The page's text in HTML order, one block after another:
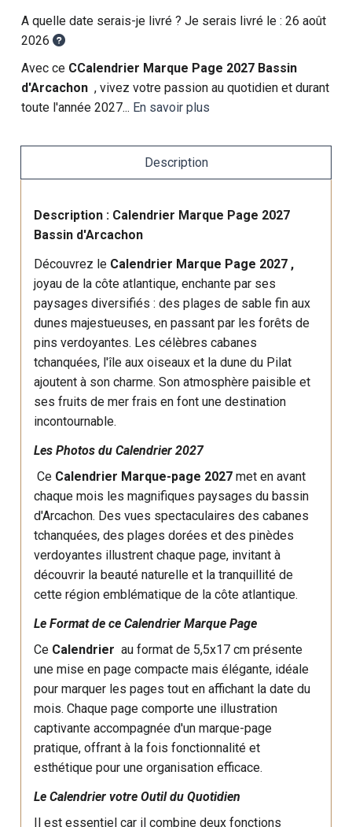
A quelle date serais-je livré ? Je serais livré le :26 août
2026
Avec ce CCalendrier Marque Page 2027 Bassin
d'Arcachon , vivez votre passion au quotidien et durant
toute l'année 2027... En savoir plus
Description
Description : Calendrier Marque Page 2027
Bassin d'Arcachon
Découvrez le Calendrier Marque Page 2027 ,
joyau de la côte atlantique, enchante par ses
paysages diversifiés : des plages de sable fin aux
dunes majestueuses, en passant par les forêts de
pins verdoyantes. Les célèbres cabanes
tchanquées, l'île aux oiseaux et la dune du Pilat
ajoutent à son charme. Son atmosphère paisible et
ses fruits de mer frais en font une destination
incontournable.
Les Photos du Calendrier 2027
Ce Calendrier Marque-page 2027 met en avant
chaque mois les magnifiques paysages du bassin
d'Arcachon. Des vues spectaculaires des cabanes
tchanquées, des plages dorées et des pinèdes
verdoyantes illustrent chaque page, invitant à
découvrir la beauté naturelle et la tranquillité de
cette région emblématique de la côte atlantique.
Le Format de ce Calendrier Marque Page
Ce Calendrier au format de 5,5x17 cm présente
une mise en page compacte mais élégante, idéale
pour marquer les pages tout en affichant la date du
mois. Chaque page comporte une illustration
captivante accompagnée d'un marque-page
pratique, offrant à la fois fonctionnalité et
esthétique pour une organisation efficace.
Le Calendrier votre Outil du Quotidien
Il est essentiel car il combine deux fonctions